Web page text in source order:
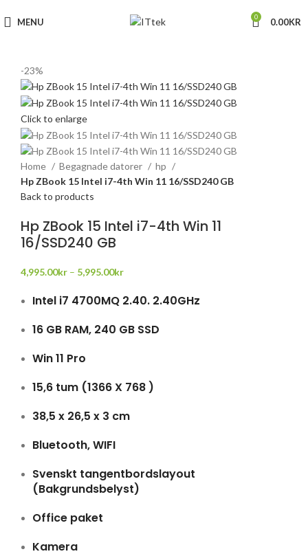
MENU 0 0.00KR
-23%
Click to enlarge
Home Begagnade datorer
hp
Hp ZBook 15 Intel i7-4th Win 11 16/SSD240 GB
Back to products
Hp ZBook 15 Intel i7-4th Win 11
16/SSD240 GB
4,995.00kr – 5,995.00kr
Intel i7 4700MQ 2.40. 2.40GHz
16 GB RAM, 240 GB SSD
Win 11 Pro
15,6 tum (1366 X 768 )
38,5 x 26,5 x 3 cm
Bluetooth, WIFI
Svenskt tangentbordslayout
(Bakgrundsbelyst)
Office paket
Kamera